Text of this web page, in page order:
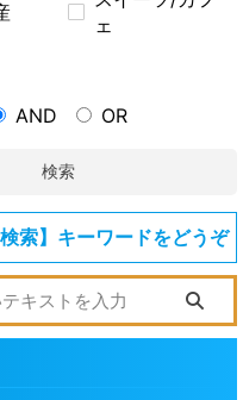
ェ
AND OR
検索
検索】キーワードをどうぞ